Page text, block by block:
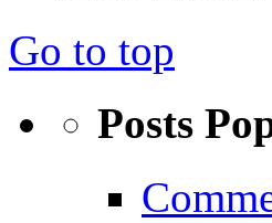
Go to top
Posts